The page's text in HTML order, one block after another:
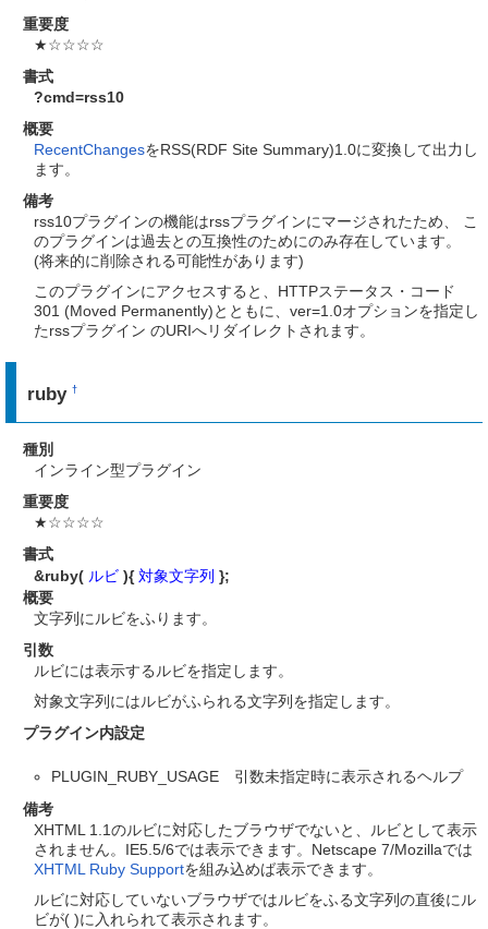
重要度
★☆☆☆☆
書式
?cmd=rss10
概要
RecentChangesをRSS(RDF Site Summary)1.0に変換して出力し
ます。
備考
rss10プラグインの機能はrssプラグインにマージされたため、 こ
のプラグインは過去との互換性のためにのみ存在しています。
(将来的に削除される可能性があります)
このプラグインにアクセスすると、HTTPステータス・コード
301 (Moved Permanently)とともに、ver=1.0オプションを指定し
たrssプラグイン のURIへリダイレクトされます。
ruby†
種別
インライン型プラグイン
重要度
★☆☆☆☆
書式
&ruby( ルビ ){ 対象文字列 };
概要
文字列にルビをふります。
引数
ルビには表示するルビを指定します。
対象文字列にはルビがふられる文字列を指定します。
プラグイン内設定
PLUGIN_RUBY_USAGE 引数未指定時に表示されるヘルプ
備考
XHTML 1.1のルビに対応したブラウザでないと、ルビとして表示
されません。IE5.5/6では表示できます。Netscape 7/Mozillaでは
XHTML Ruby Supportを組み込めば表示できます。
ルビに対応していないブラウザではルビをふる文字列の直後にル
ビが( )に入れられて表示されます。